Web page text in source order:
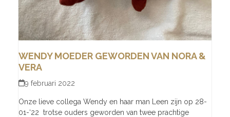
WENDY MOEDER GEWORDEN VAN NORA &
VERA
9 februari 2022
Onze lieve collega Wendy en haar man Leen zijn op 28-
01-‘22 trotse ouders geworden van twee prachtige